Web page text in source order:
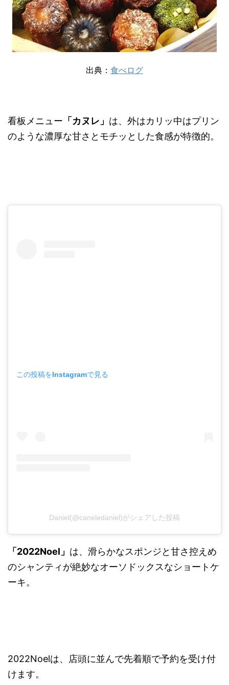
出典： 食べログ
看板メニュー 「カヌレ」 は、外はカリッ中はプリン
のような濃厚な甘さとモチッとした食感が特徴的。
この投稿をInstagramで見る
Daniel(@caneledaniel)がシェアした投稿
「2022Noel」 は、滑らかなスポンジと甘さ控えめ
のシャンティが絶妙なオーソドックスなショートケ
ーキ。
2022Noelは、店頭に並んで先着順で予約を受け付
けます。